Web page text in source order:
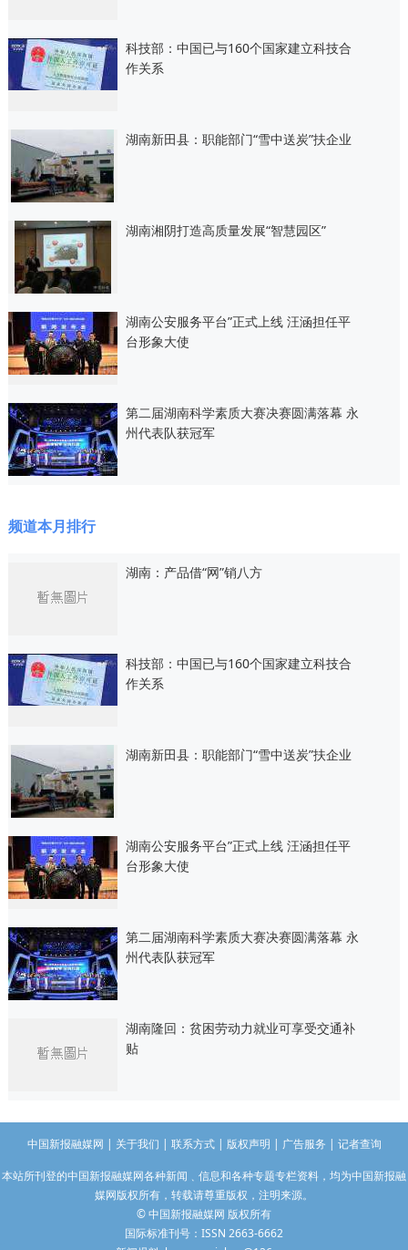
科技部：中国已与160个国家建立科技合
作关系
湖南新田县：职能部门“雪中送炭”扶企业
湖南湘阴打造高质量发展“智慧园区”
湖南公安服务平台”正式上线 汪涵担任平
台形象大使
第二届湖南科学素质大赛决赛圆满落幕 永
州代表队获冠军
频道本月排行
湖南：产品借“网”销八方
科技部：中国已与160个国家建立科技合
作关系
湖南新田县：职能部门“雪中送炭”扶企业
湖南公安服务平台”正式上线 汪涵担任平
台形象大使
第二届湖南科学素质大赛决赛圆满落幕 永
州代表队获冠军
湖南隆回：贫困劳动力就业可享受交通补
贴
中国新报融媒网 | 关于我们 | 联系方式| 版权声明 | 广告服务 | 记者查询
本站所刊登的中国新报融媒网各种新闻﹑信息和各种专题专栏资料，均为中国新报融
媒网版权所有，转载请尊重版权，注明来源。
© 中国新报融媒网 版权所有
国际标准刊号：ISSN 2663-6662